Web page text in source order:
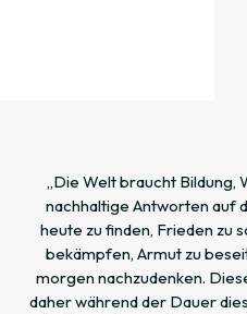
„Die Welt braucht Bildung,
nachhaltige Antworten auf
heute zu finden, Frieden zu
bekämpfen, Armut zu
morgen nachzudenken.
daher während der Dauer